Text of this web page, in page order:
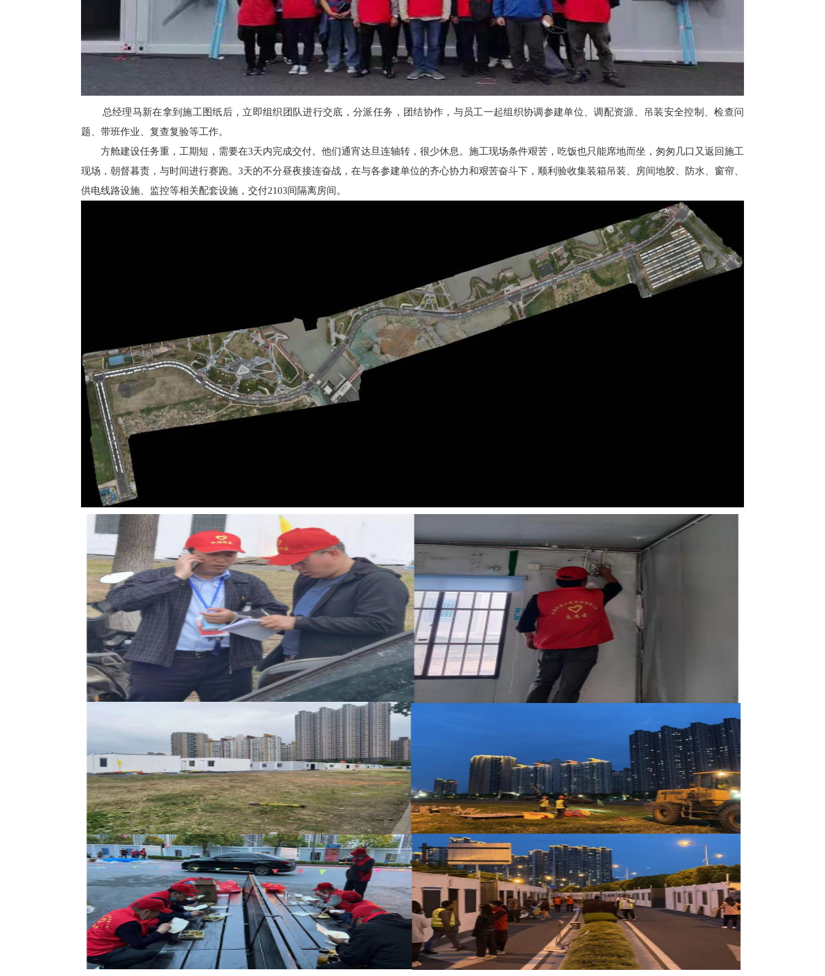
总经理马新在拿到施工图纸后，立即组织团队进行交底，分派任务，团结协作，与员工一起组织协调参建单位、调配资源、吊装安全控制、检查问
题、带班作业、复查复验等工作。
方舱建设任务重，工期短，需要在3天内完成交付。他们通宵达旦连轴转，很少休息。施工现场条件艰苦，吃饭也只能席地而坐，匆匆几口又返回施工
现场，朝督暮责，与时间进行赛跑。3天的不分昼夜接连奋战，在与各参建单位的齐心协力和艰苦奋斗下，顺利验收集装箱吊装、房间地胶、防水、窗帘、
供电线路设施、监控等相关配套设施，交付2103间隔离房间。